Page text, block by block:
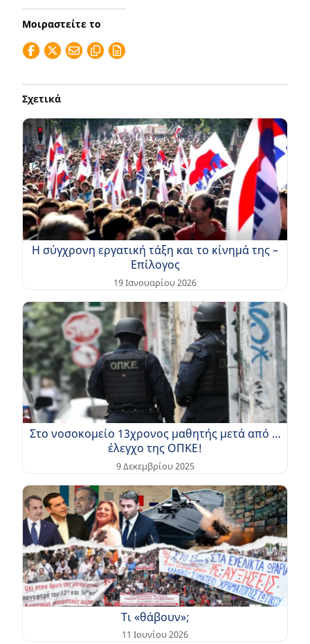
Μοιραστείτε το
Σχετικά
Η σύγχρονη εργατική τάξη και το κίνημά της –
Επίλογος
19 Ιανουαρίου 2026
Στο νοσοκομείο 13χρονος μαθητής μετά από …
έλεγχο της ΟΠΚΕ!
9 Δεκεμβρίου 2025
Τι «θάβουν»;
11 Ιουνίου 2026